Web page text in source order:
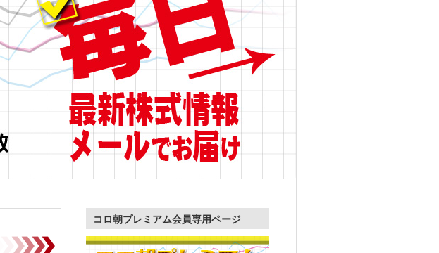
コロ朝プレミアム会員専用ページ